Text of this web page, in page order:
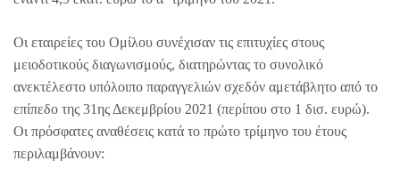
Οι εταιρείες του Ομίλου συνέχισαν τις επιτυχίες στους
μειοδοτικούς διαγωνισμούς, διατηρώντας το συνολικό
ανεκτέλεστο υπόλοιπο παραγγελιών σχεδόν αμετάβλητο από το
επίπεδο της 31ης Δεκεμβρίου 2021 (περίπου στο 1 δισ. ευρώ).
Οι πρόσφατες αναθέσεις κατά το πρώτο τρίμηνο του έτους
περιλαμβάνουν: